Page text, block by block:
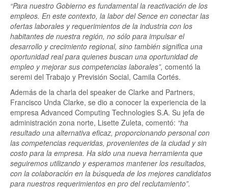
“Para nuestro Gobierno es fundamental la reactivación de los
empleos. En este contexto, la labor del Sence en conectar las
ofertas laborales y requerimientos de la industria con los
habitantes de nuestra región, no sólo para impulsar el
desarrollo y crecimiento regional, sino también significa una
oportunidad real para quienes buscan una oportunidad de
empleo y mejorar sus competencias laborales”, comentó la
seremi del Trabajo y Previsión Social, Camila Cortés.
Además de la charla del speaker de Clarke and Partners,
Francisco Unda Clarke, se dio a conocer la experiencia de la
empresa Advanced Computing Technologies S.A. Su jefa de
administración zona norte, Lisette Zuleta, comentó: “ha
resultado una alternativa eficaz, proporcionando personal con
las competencias requeridas, provenientes de la ciudad y sin
costo para la empresa. Ha sido una nueva herramienta que
seguiremos utilizando y esperamos mantener los resultados,
con la colaboración en la búsqueda de los mejores candidatos
para nuestros requerimientos en pro del reclutamiento”.